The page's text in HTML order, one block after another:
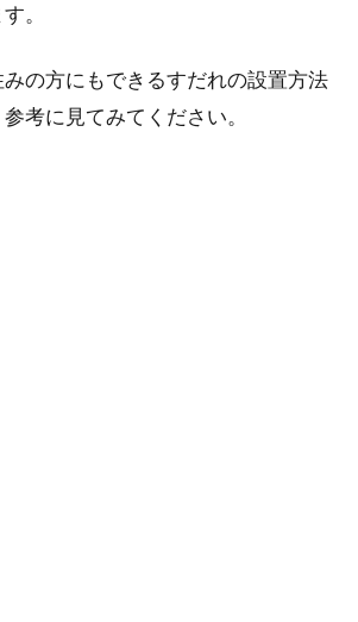
。
の方にもできるすだれの設置方法
考に見てみてください。